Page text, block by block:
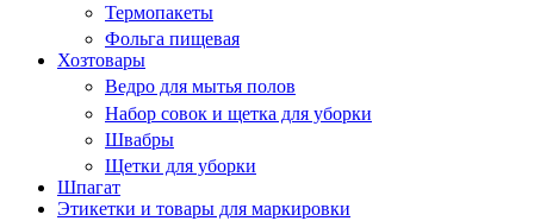
Термопакеты
Фольга пищевая
Хозтовары
Ведро для мытья полов
Набор совок и щетка для уборки
Швабры
Щетки для уборки
Шпагат
Этикетки и товары для маркировки